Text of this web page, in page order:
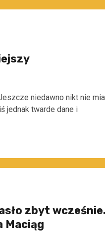
niedawno nikt nie
jednak twarde dane i
zbyt
Maciąg